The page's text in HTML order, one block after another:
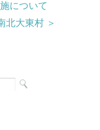
について
北大東村 ＞